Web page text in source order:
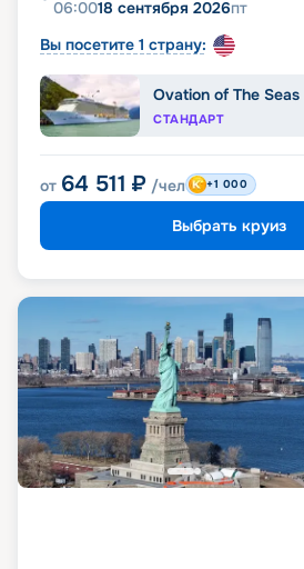
06:0018 сентября 2026пт
Вы посетите 1 страну:
Ovation of The Seas
СТАНДАРТ
от 64 511 ₽ /чел +1 000
Выбрать круиз